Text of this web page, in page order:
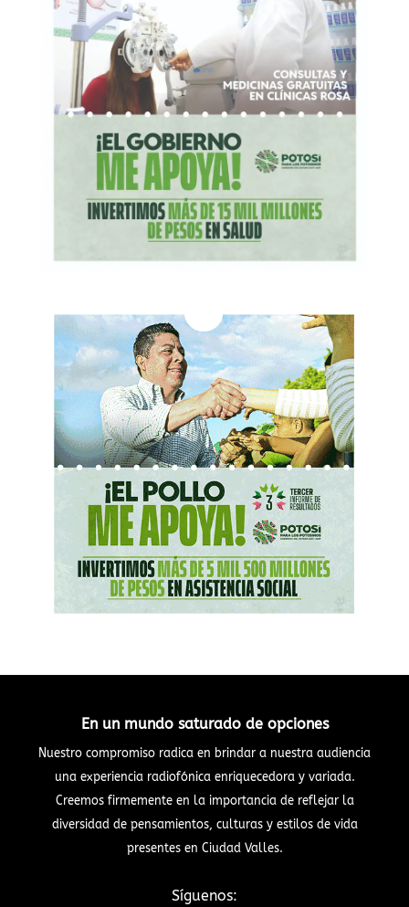
En un mundo saturado de opciones
Nuestro compromiso radica en brindar a nuestra audiencia
una experiencia radiofónica enriquecedora y variada.
Creemos firmemente en la importancia de reflejar la
diversidad de pensamientos, culturas y estilos de vida
presentes en Ciudad Valles.
Síguenos: